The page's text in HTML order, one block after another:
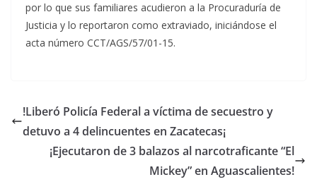
por lo que sus familiares acudieron a la Procuraduría de
Justicia y lo reportaron como extraviado, iniciándose el
acta número CCT/AGS/57/01-15.
!Liberó Policía Federal a víctima de secuestro y
detuvo a 4 delincuentes en Zacatecas¡
¡Ejecutaron de 3 balazos al narcotraficante “El
Mickey” en Aguascalientes!